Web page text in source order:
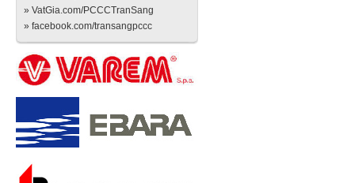
» VatGia.com/PCCCTranSang
» facebook.com/transangpccc